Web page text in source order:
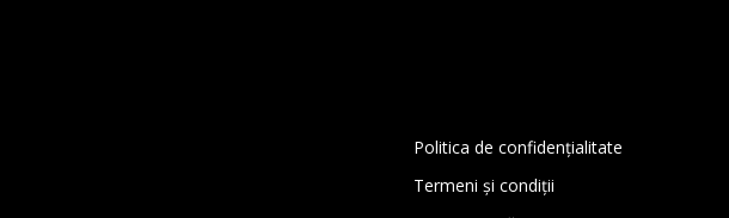
Politica de confidențialitate
Termeni și condiții